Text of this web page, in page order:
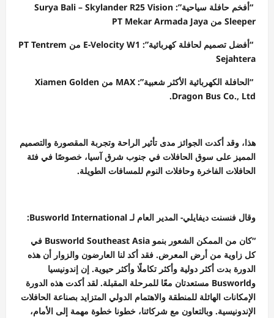
“أفخم حافلة سياحية”: Surya Bali – Skylander R25 Vision
Sleeper من PT Mekar Armada Jaya
“أفضل تصميم لحافلة كهربائية”: E-Velocity W1 من PT Tentrem
Sejahtera
“الحافلة الكهربائية الأكثر شعبية”: MAX من Xiamen Golden
Dragon Bus Co., Ltd.
هذا، وقد أكدت الجوائز مدى تأثير الراحة وتجربة المقصورة والتصميم
المميز على سوق الحافلات في جنوب شرق آسيا، خصوصًا في فئة
الحافلات الفاخرة وحافلات النوم للمسافات الطويلة.
وقال فنسنت ديفايلي- المدير العام لـ Busworld International:
“كان من الممكن الشعور بنمو Busworld Southeast Asia في
كل زاوية من أرض المعرض. فقد أكد لنا العارضون والزوار أن هذه
الدورة بدت أكثر دولية وأكثر تكاملًا وأكثر حيوية. إن إندونيسيا
وBusworld مستعدتان معًا للمرحلة المقبلة. لقد أكدت هذه الدورة
الإمكانات الهائلة للمنطقة والاهتمام الدولي المتزايد بصناعة الحافلات
الإندونيسية. وبالتعاون مع شركائنا، خطونا خطوة مهمة إلى الأمام،